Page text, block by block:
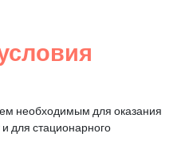
необходимым для оказания
для стационарного